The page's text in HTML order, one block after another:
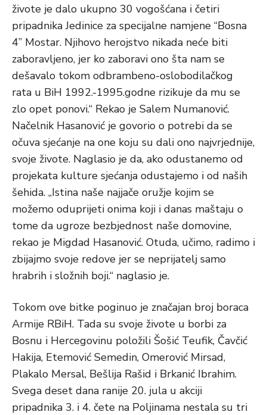
živote je dalo ukupno 30 vogošćana i četiri
pripadnika Jedinice za specijalne namjene “Bosna
4” Mostar. Njihovo herojstvo nikada neće biti
zaboravljeno, jer ko zaboravi ono šta nam se
dešavalo tokom odbrambeno-oslobodilačkog
rata u BiH 1992.-1995.godne rizikuje da mu se
zlo opet ponovi.“ Rekao je Salem Numanović.
Načelnik Hasanović je govorio o potrebi da se
očuva sjećanje na one koju su dali ono najvrjednije,
svoje živote. Naglasio je da, ako odustanemo od
projekata kulture sjećanja odustajemo i od naših
šehida. „Istina naše najjače oružje kojim se
možemo oduprijeti onima koji i danas maštaju o
tome da ugroze bezbjednost naše domovine,
rekao je Migdad Hasanović. Otuda, učimo, radimo i
zbijajmo svoje redove jer se neprijatelj samo
hrabrih i složnih boji.“ naglasio je.
Tokom ove bitke poginuo je značajan broj boraca
Armije RBiH. Tada su svoje živote u borbi za
Bosnu i Hercegovinu položili Šošić Teufik, Čavčić
Hakija, Etemović Semedin, Omerović Mirsad,
Plakalo Mersal, Bešlija Rašid i Brkanić Ibrahim.
Svega deset dana ranije 20. jula u akciji
pripadnika 3. i 4. čete na Poljinama nestala su tri